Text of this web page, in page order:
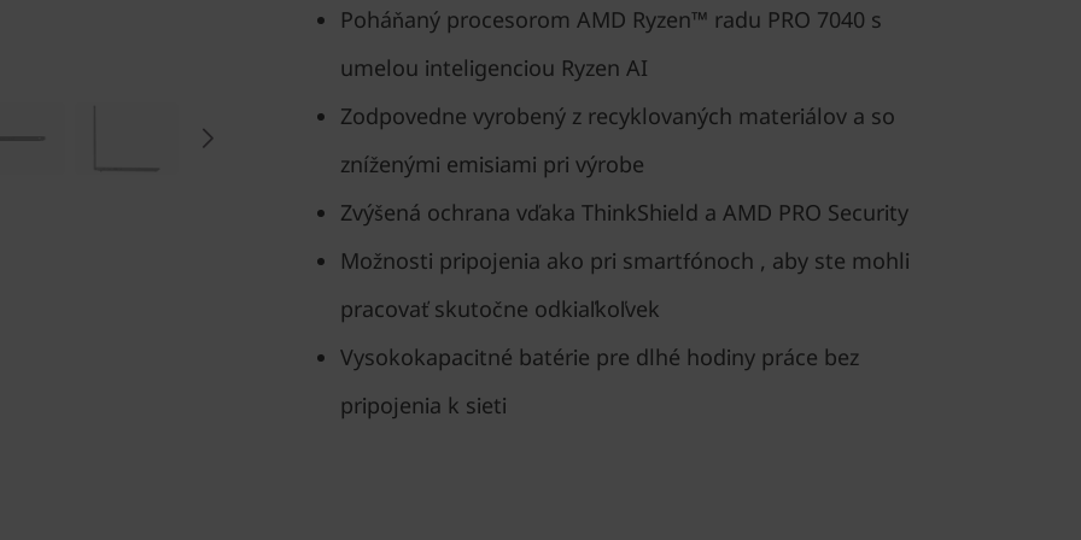
Poháňaný procesorom AMD Ryzen™ radu PRO 7040 s
umelou inteligenciou Ryzen AI
Zodpovedne vyrobený z recyklovaných materiálov a so
zníženými emisiami pri výrobe
Zvýšená ochrana vďaka ThinkShield a AMD PRO Security
Možnosti pripojenia ako pri smartfónoch , aby ste mohli
pracovať skutočne odkiaľkoľvek
Vysokokapacitné batérie pre dlhé hodiny práce bez
pripojenia k sieti